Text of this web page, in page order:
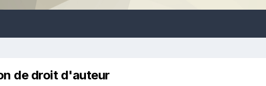
de droit d'auteur